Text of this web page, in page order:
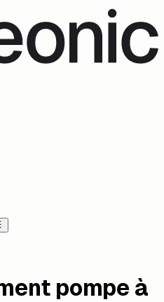
pompe à